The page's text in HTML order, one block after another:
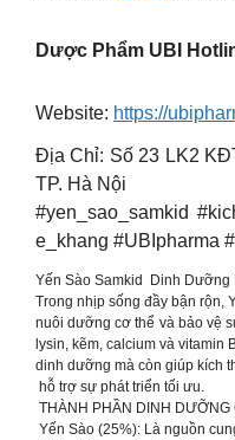
Dược Phẩm UBI
Website: https://
Địa Chỉ: Số 23 LK2
TP. Hà Nội
#yen_sao_samkid
e_khang #UBIpharma
Yến Sào Samkid Dinh Dưỡng
Trong nhịp sống đầy bận rộn,
nuôi dưỡng cơ thể và bảo vệ
lysin, kẽm, calcium và vitamin
dinh dưỡng mà còn giúp kích
hỗ trợ sự phát triển tối ưu.
THÀNH PHẦN DINH DƯỠNG
Yến Sào (25%): Là nguồn